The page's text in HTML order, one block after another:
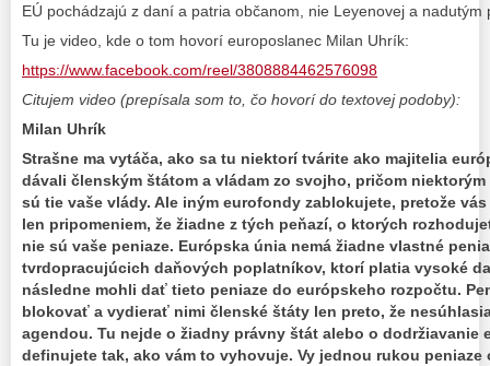
EÚ pochádzajú z daní a patria občanom, nie Leyenovej a nadutým
Tu je video, kde o tom hovorí europoslanec Milan Uhrík:
https://www.facebook.com/reel/3808884462576098
Citujem video (prepísala som to, čo hovorí do textovej podoby):
Milan Uhrík
Strašne ma vytáča, ako sa tu niektorí tvárite ako majitelia
dávali členským štátom a vládam zo svojho, pričom
sú tie vaše vlády. Ale iným eurofondy zablokujete, pretože
len pripomeniem, že žiadne z tých peňazí, o ktorých
nie sú vaše peniaze. Európska únia nemá žiadne vlastné
tvrdopracujúcich daňových poplatníkov, ktorí platia vysoké
následne mohli dať tieto peniaze do európskeho rozpočtu.
blokovať a vydierať nimi členské štáty len preto, že
agendou. Tu nejde o žiadny právny štát alebo o
definujete tak, ako vám to vyhovuje. Vy jednou rukou